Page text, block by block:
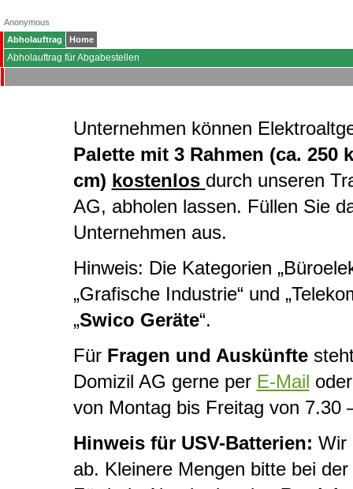
Anonymous
Abholauftrag
Home
Abholauftrag für Abgabestellen
Unternehmen können
Palette mit 3 Rahmen (ca. 250
cm) kostenlos durch unseren
AG, abholen lassen. Füllen Sie
Unternehmen aus.
Hinweis: Die Kategorien
„Grafische Industrie“ und
„Swico Geräte“.
Für Fragen und Auskünfte
Domizil AG gerne per E-Mail
von Montag bis Freitag von 7.30
Hinweis für USV-Batterien: Wir
ab. Kleinere Mengen bitte bei